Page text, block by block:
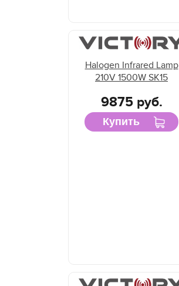
Halogen Infrared Lamp
210V 1500W SK15
9875 руб.
Купить